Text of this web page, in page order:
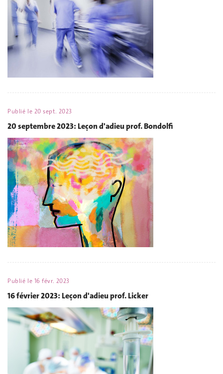
Publié le 20 sept. 2023
20 septembre 2023: Leçon d'adieu prof. Bondolfi
Publié le 16 févr. 2023
16 février 2023: Leçon d'adieu prof. Licker